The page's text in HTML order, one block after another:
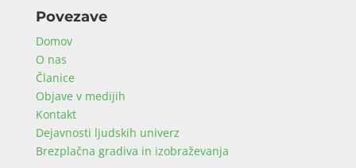
Povezave
Domov
O nas
Članice
Objave v medijih
Kontakt
Dejavnosti ljudskih univerz
Brezplačna gradiva in izobraževanja